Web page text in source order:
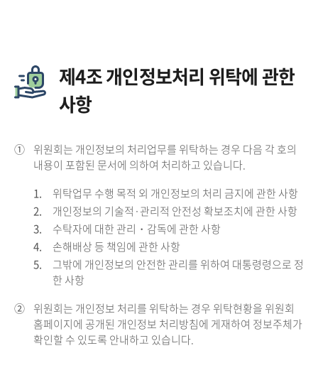
제4조 개인정보처리 위탁에 관한
사항
① 위원회는 개인정보의 처리업무를 위탁하는 경우 다음 각 호의
내용이 포함된 문서에 의하여 처리하고 있습니다.
1.
위탁업무 수행 목적 외 개인정보의 처리 금지에 관한 사항
2.
개인정보의 기술적·관리적 안전성 확보조치에 관한 사항
3.
수탁자에 대한 관리・감독에 관한 사항
4.
손해배상 등 책임에 관한 사항
5.
그밖에 개인정보의 안전한 관리를 위하여 대통령령으로 정
한 사항
② 위원회는 개인정보 처리를 위탁하는 경우 위탁현황을 위원회
홈페이지에 공개된 개인정보 처리방침에 게재하여 정보주체가
확인할 수 있도록 안내하고 있습니다.